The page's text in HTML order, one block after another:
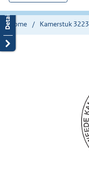
hier:
Home Kamerstuk